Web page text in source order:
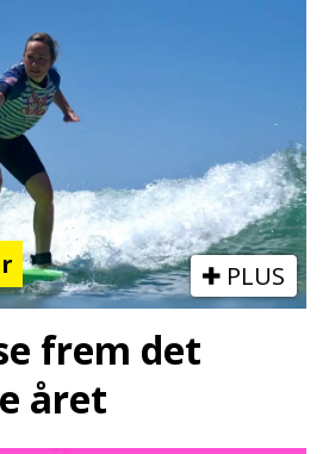
PLUS
frem det
året